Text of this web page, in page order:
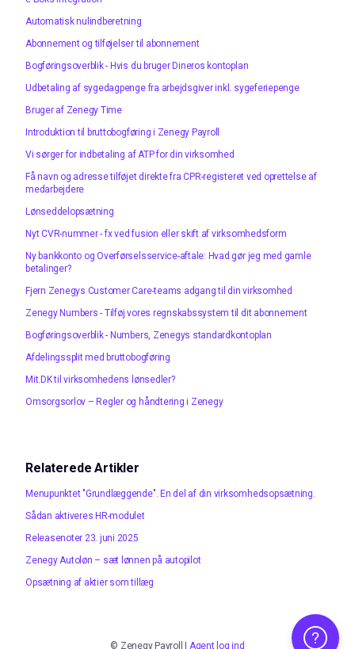
Automatisk nulindberetning
Abonnement og tilføjelser til abonnement
Bogføringsoverblik - Hvis du bruger Dineros kontoplan
Udbetaling af sygedagpenge fra arbejdsgiver inkl. sygeferiepenge
Bruger af Zenegy Time
Introduktion til bruttobogføring i Zenegy Payroll
Vi sørger for indbetaling af ATP for din virksomhed
Få navn og adresse tilføjet direkte fra CPR-registeret ved oprettelse af
medarbejdere
Lønseddelopsætning
Nyt CVR-nummer - fx ved fusion eller skift af virksomhedsform
Ny bankkonto og Overførselsservice-aftale: Hvad gør jeg med gamle
betalinger?
Fjern Zenegys Customer Care-teams adgang til din virksomhed
Zenegy Numbers - Tilføj vores regnskabssystem til dit abonnement
Bogføringsoverblik - Numbers, Zenegys standardkontoplan
Afdelingssplit med bruttobogføring
Mit.DK til virksomhedens lønsedler?
Omsorgsorlov – Regler og håndtering i Zenegy
Relaterede Artikler
Menupunktet "Grundlæggende". En del af din virksomhedsopsætning.
Sådan aktiveres HR-modulet
Releasenoter 23. juni 2025
Zenegy Autoløn – sæt lønnen på autopilot
Opsætning af aktier som tillæg
© Zenegy Payroll Agent log ind
Brug for